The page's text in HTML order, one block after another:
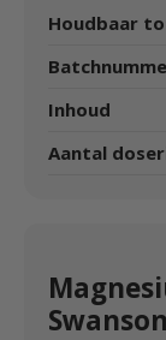
Houdbaar
Inhoud
Aantal
Swanson